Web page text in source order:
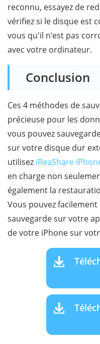
reconnu, essayez de
vérifiez si le disque est
vous qu'il n'est pas
avec votre ordinateur.
Conclusion
Ces 4 méthodes de
précieuse pour les
vous pouvez
sur votre disque dur
utilisez iReaShare
en charge non
également la
Vous pouvez
sauvegarde sur votre
de votre iPhone sur